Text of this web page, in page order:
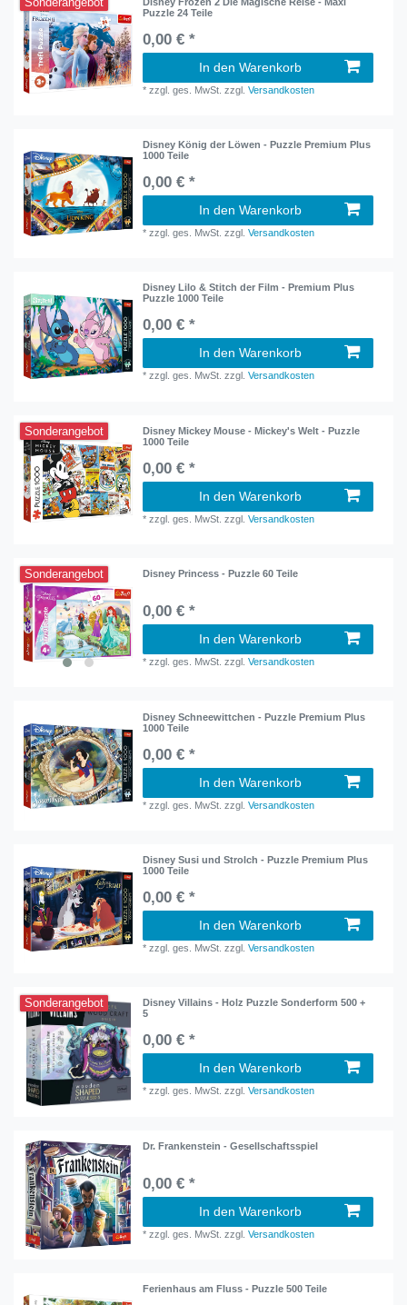
Puzzle 24 Teile
0,00 € *
In den Warenkorb
*zzgl. ges. MwSt. zzgl.Versandkosten
Disney König der Löwen - Puzzle Premium Plus
1000 Teile
0,00 € *
In den Warenkorb
*zzgl. ges. MwSt. zzgl.Versandkosten
Disney Lilo & Stitch der Film - Premium Plus
Puzzle 1000 Teile
0,00 € *
In den Warenkorb
*zzgl. ges. MwSt. zzgl.Versandkosten
Sonderangebot
Disney Mickey Mouse - Mickey's Welt - Puzzle
1000 Teile
0,00 € *
In den Warenkorb
*zzgl. ges. MwSt. zzgl.Versandkosten
Sonderangebot Disney Princess - Puzzle 60 Teile
0,00 € *
In den Warenkorb
*zzgl. ges. MwSt. zzgl.Versandkosten
Disney Schneewittchen - Puzzle Premium Plus
1000 Teile
0,00 € *
In den Warenkorb
*zzgl. ges. MwSt. zzgl.Versandkosten
Disney Susi und Strolch - Puzzle Premium Plus
1000 Teile
0,00 € *
In den Warenkorb
*zzgl. ges. MwSt. zzgl.Versandkosten
Sonderangebot
Disney Villains - Holz Puzzle Sonderform 500 +
5
0,00 € *
In den Warenkorb
*zzgl. ges. MwSt. zzgl.Versandkosten
Dr. Frankenstein - Gesellschaftsspiel
0,00 € *
In den Warenkorb
*zzgl. ges. MwSt. zzgl.Versandkosten
Ferienhaus am Fluss - Puzzle 500 Teile